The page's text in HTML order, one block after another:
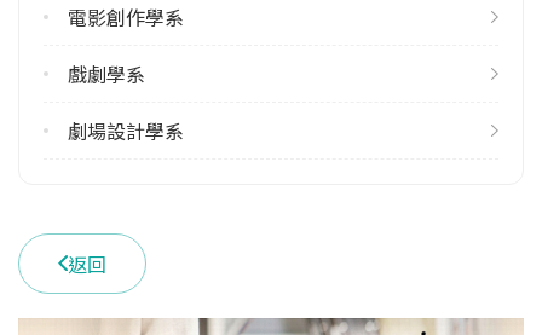
學系地址
電影創作學系
戲劇學系
劇場設計學系
返回